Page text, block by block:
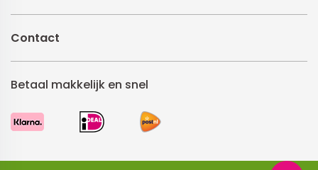
Contact
Betaal makkelijk en snel